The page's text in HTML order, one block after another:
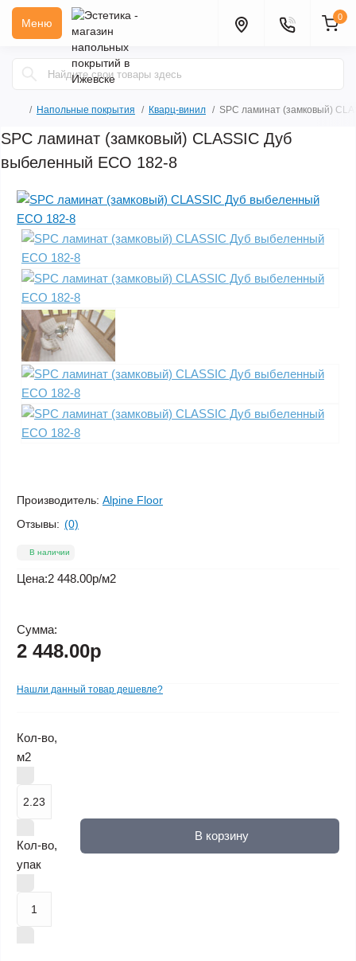
Меню 0
Напольные покрытия Кварц-винил SPC ламинат (замковый)
SPC ламинат (замковый) CLASSIC Дуб
выбеленный ЕСО 182-8
Производитель: Alpine Floor
Отзывы: (0)
В наличии
Цена:2 448.00р/м2
Сумма:
2 448.00р
Нашли данный товар дешевле?
Кол-во,
м2
Кол-во,
упак
В корзину